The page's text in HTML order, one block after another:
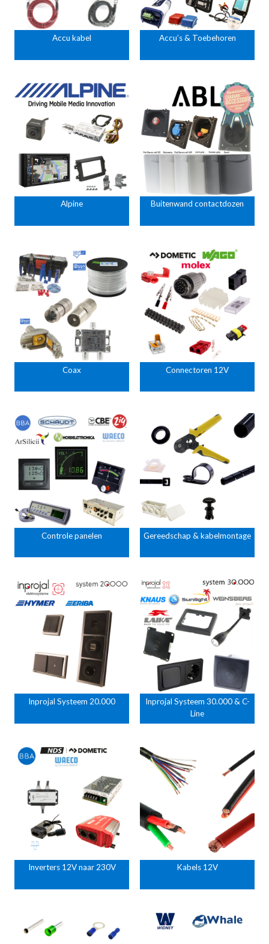
Accu kabel Accu’s & Toebehoren
Alpine Buitenwand contactdozen
Coax Connectoren 12V
Controle panelen Gereedschap & kabelmontage
Inprojal Systeem 20.000
Inprojal Systeem 30.000 & C-
Line
Inverters 12V naar 230V Kabels 12V